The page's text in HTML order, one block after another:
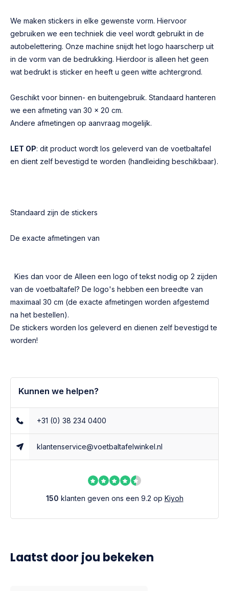
We maken stickers in elke gewenste vorm. Hiervoor
gebruiken we een techniek die veel wordt gebruikt in de
autobelettering. Onze machine snijdt het logo haarscherp uit
in de vorm van de bedrukking. Hierdoor is alleen het geen
wat bedrukt is sticker en heeft u geen witte achtergrond.
Geschikt voor binnen- en buitengebruik. Standaard hanteren
we een afmeting van 30 x 20 cm.
Andere afmetingen op aanvraag mogelijk.
LET OP: dit product wordt los geleverd van de voetbaltafel
en dient zelf bevestigd te worden (handleiding beschikbaar).
Standaard zijn de stickers
De exacte afmetingen van
Kies dan voor de Alleen een logo of tekst nodig op 2 zijden
van de voetbaltafel? De logo's hebben een breedte van
maximaal 30 cm (de exacte afmetingen worden afgestemd
na het bestellen).
De stickers worden los geleverd en dienen zelf bevestigd te
worden!
Kunnen we helpen?
+31 (0) 38 234 0400
klantenservice@voetbaltafelwinkel.nl
150 klanten geven ons een 9.2 op Kiyoh
Laatst door jou bekeken